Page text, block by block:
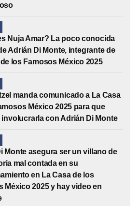
Nuja Amar? La poco conocida
Adrián Di Monte, integrante de
de los Famosos México 2025
manda comunicado a La Casa
México 2025 para que
involucrarla con Adrián Di Monte
Monte asegura ser un villano de
mal contada en su
en La Casa de los
México 2025 y hay video en